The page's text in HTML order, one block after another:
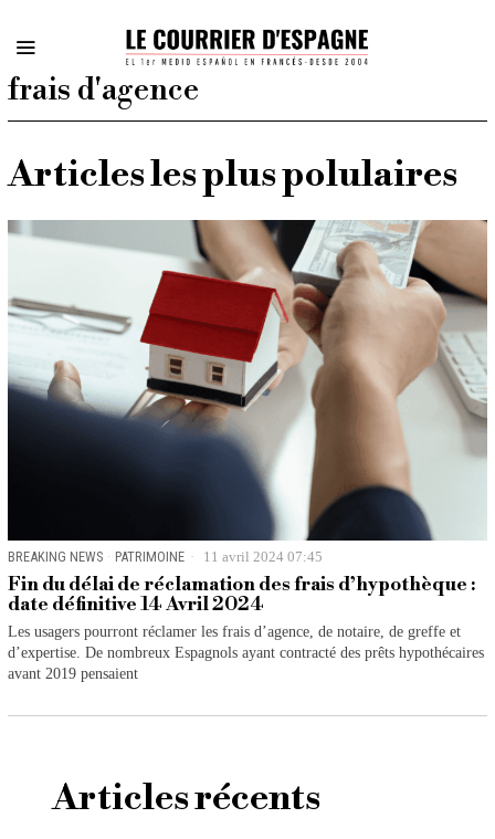
frais d'agence
Articles les plus polulaires
BREAKING NEWS · PATRIMOINE 11 avril 2024 07:45
Fin du délai de réclamation des frais d’hypothèque :
date définitive 14 Avril 2024
Les usagers pourront réclamer les frais d’agence, de notaire, de greffe et
d’expertise. De nombreux Espagnols ayant contracté des prêts hypothécaires
avant 2019 pensaient
Articles récents